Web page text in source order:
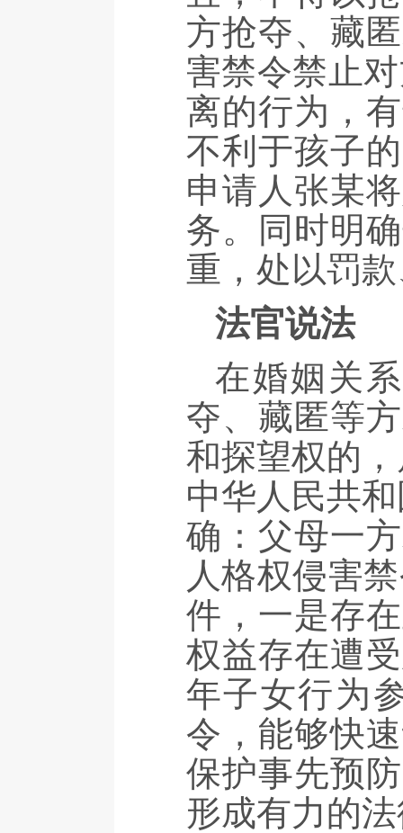
方抢夺、藏
害禁令禁止
离的行为，
不利于孩子
申请人张某
务。同时明
重，处以罚
法官说法
在婚姻关
夺、藏匿等
和探望权的
中华人民共
确：父母一
人格权侵害
件，一是存
权益存在遭
年子女行为
令，能够快
保护事先预
形成有力的